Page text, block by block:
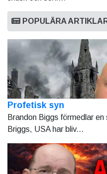
POPULÄRA
Profetisk syn
Brandon Biggs förmedlar
Briggs, USA har bliv...